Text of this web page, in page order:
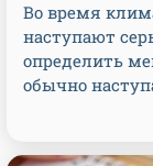
Во время
наступают
определить
обычно